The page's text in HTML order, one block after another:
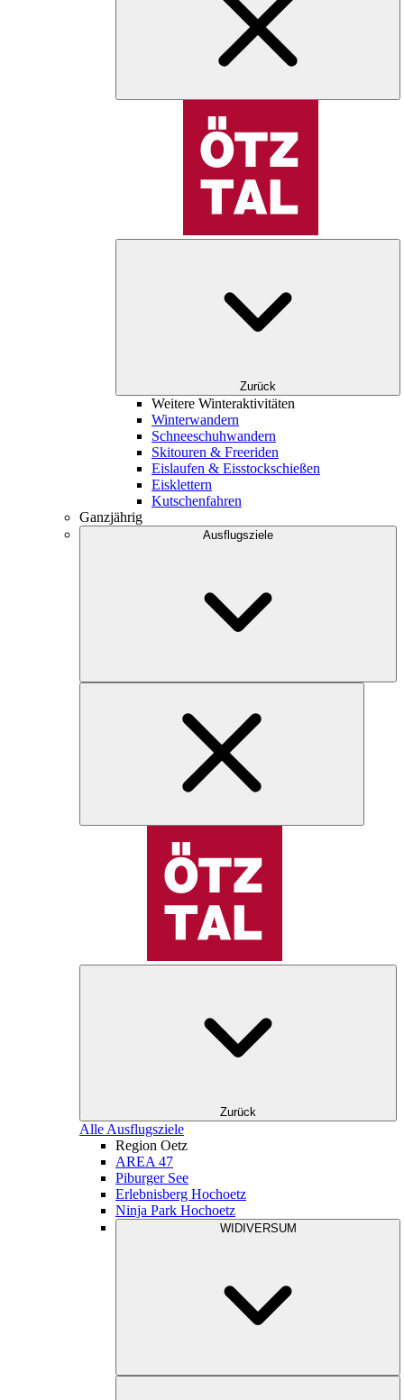
Zurück
Weitere Winteraktivitäten
Winterwandern
Schneeschuhwandern
Skitouren & Freeriden
Eislaufen & Eisstockschießen
Eisklettern
Kutschenfahren
Ganzjährig
Ausflugsziele
Zurück
Alle Ausflugsziele
Region Oetz
AREA 47
Piburger See
Erlebnisberg Hochoetz
Ninja Park Hochoetz
WIDIVERSUM